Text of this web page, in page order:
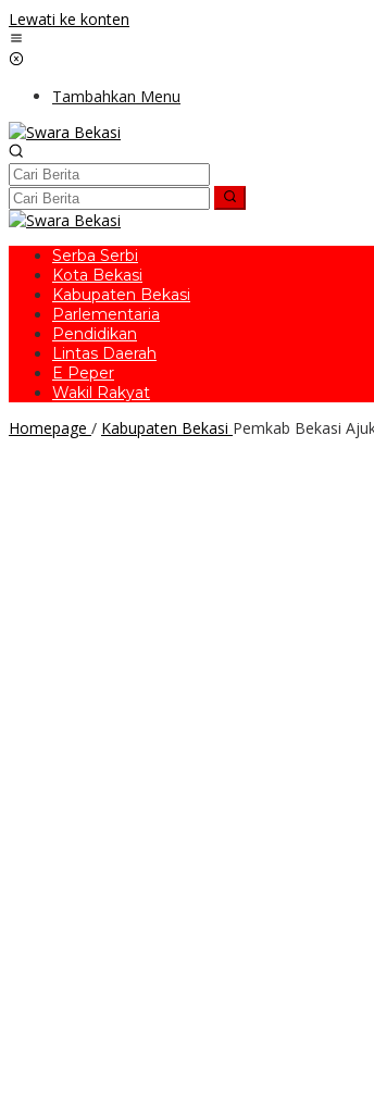
Lewati ke konten
Tambahkan Menu
Serba Serbi
Kota Bekasi
Kabupaten Bekasi
Parlementaria
Pendidikan
Lintas Daerah
E Peper
Wakil Rakyat
Homepage / Kabupaten Bekasi Pemkab Bekasi